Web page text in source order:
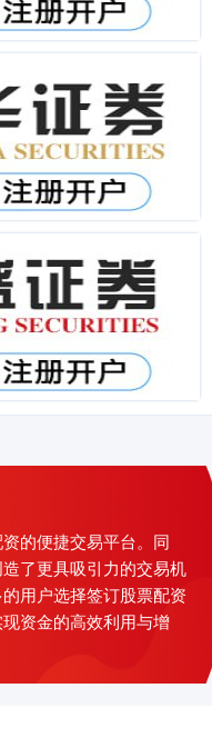
的便捷交易平台。同
了更具吸引力的交易机
用户选择签订股票配资
资金的高效利用与增